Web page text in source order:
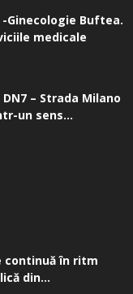
Ginecologie Buftea.
medicale
– Strada Milano
un sens...
continuă în ritm
din...